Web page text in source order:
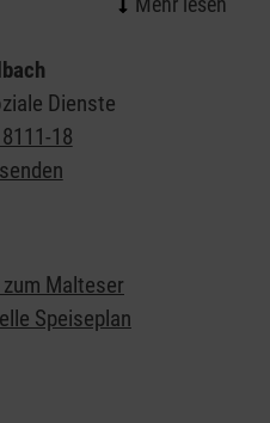
nicht zuletzt für die
erhalten weitere
Menüservice in
unter0800 3020103
Menü.
Dienste
18
Malteser
Speiseplan